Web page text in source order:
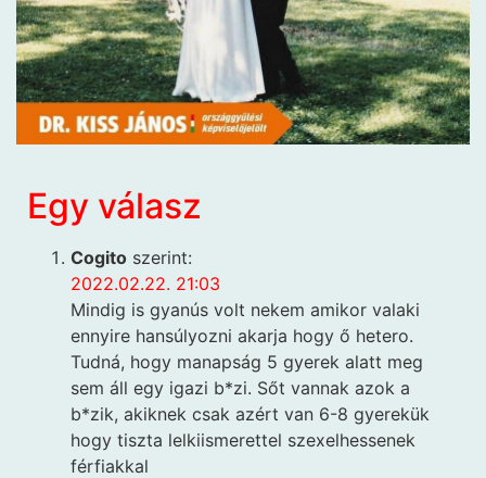
Egy válasz
Cogito szerint:
2022.02.22. 21:03
Mindig is gyanús volt nekem amikor valaki
ennyire hansúlyozni akarja hogy ő hetero.
Tudná, hogy manapság 5 gyerek alatt meg
sem áll egy igazi b*zi. Sőt vannak azok a
b*zik, akiknek csak azért van 6-8 gyerekük
hogy tiszta lelkiismerettel szexelhessenek
férfiakkal